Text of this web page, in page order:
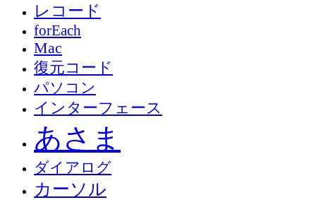
レコード
forEach
Mac
復元コード
パソコン
インターフェース
あさま
ダイアログ
カーソル